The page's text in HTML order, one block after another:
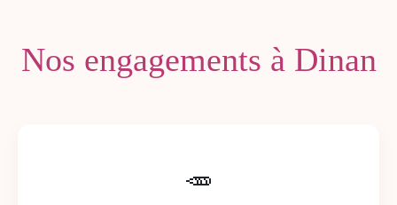
Nos engagements à Dinan
🥕